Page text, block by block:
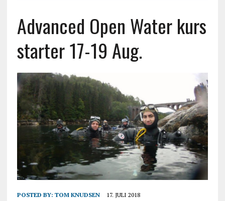
Advanced Open Water kurs
starter 17-19 Aug.
POSTED BY: TOM KNUDSEN 17. JULI 2018